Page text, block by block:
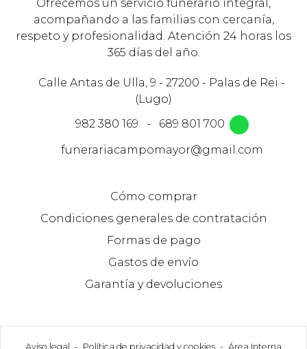
Ofrecemos un servicio funerario integral,
acompañando a las familias con cercanía,
respeto y profesionalidad. Atención 24 horas los
365 días del año.
Calle Antas de Ulla, 9 - 27200 - Palas de Rei -
(Lugo)
982 380 169
-
689 801 700
funerariacampomayor@gmail.com
Cómo comprar
Condiciones generales de contratación
Formas de pago
Gastos de envío
Garantía y devoluciones
Aviso legal - Política de privacidad y cookies - Área Interna